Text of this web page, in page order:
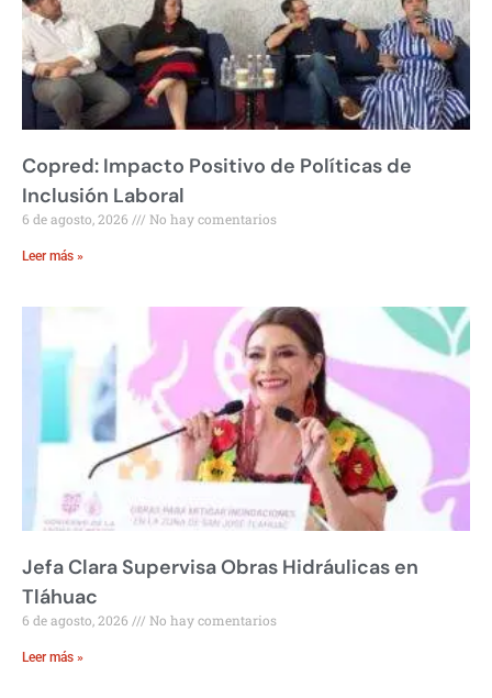
Copred: Impacto Positivo de Políticas de
Inclusión Laboral
6 de agosto, 2026 No hay comentarios
Leer más »
Jefa Clara Supervisa Obras Hidráulicas en
Tláhuac
6 de agosto, 2026 No hay comentarios
Leer más »